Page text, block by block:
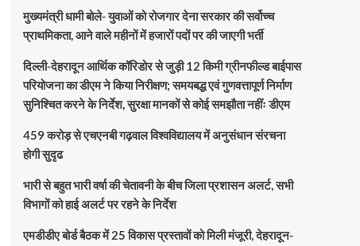
मुख्यमंत्री धामी बोले- युवाओं को रोजगार देना सरकार की सर्वोच्च
प्राथमिकता, आने वाले महीनों में हजारों पदों पर की जाएगी भर्ती
दिल्ली-देहरादून आर्थिक कॉरिडोर से जुड़ी 12 किमी ग्रीनफील्ड बाईपास
परियोजना का डीएम ने किया निरीक्षण; समयबद्ध एवं गुणवत्तापूर्ण निर्माण
सुनिश्चित करने के निर्देश, सुरक्षा मानकों से कोई समझौता नहींः डीएम
459 करोड़ से एचएनबी गढ़वाल विश्वविद्यालय में अनुसंधान संरचना
होगी सुदृढ
भारी से बहुत भारी वर्षा की चेतावनी के बीच जिला प्रशासन अलर्ट, सभी
विभागों को हाई अलर्ट पर रहने के निर्देश
एमडीडीए बोर्ड बैठक में 25 विकास प्रस्तावों को मिली मंजूरी, देहरादून-